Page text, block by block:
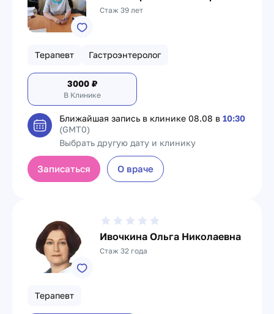
Стаж 39 лет
Терапевт Гастроэнтеролог
3000 ₽
В Клинике
Ближайшая запись в клинике 08.08 в 10:30
(GMT0)
Выбрать другую дату и клинику
Записаться О враче
Ивочкина Ольга Николаевна
Стаж 32 года
Терапевт